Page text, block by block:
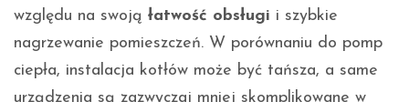
względu na swoją łatwość obsługi i szybkie
nagrzewanie pomieszczeń. W porównaniu do pomp
ciepła, instalacja kotłów może być tańsza, a same
urządzenia są zazwyczaj mniej skomplikowane w